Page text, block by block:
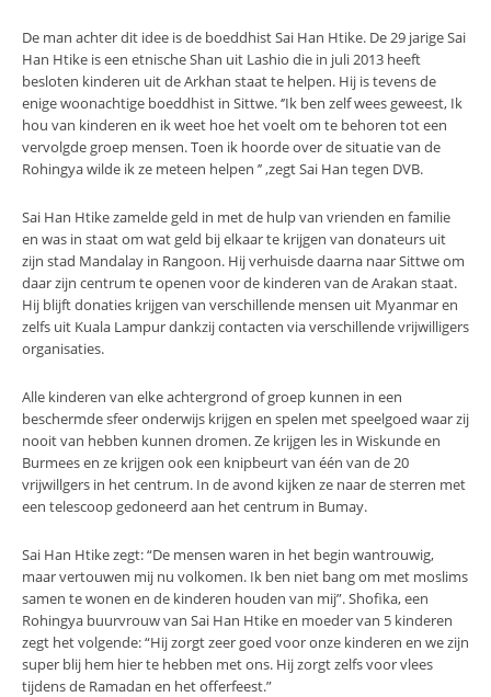
De man achter dit idee is de boeddhist Sai Han Htike. De 29 jarige Sai
Han Htike is een etnische Shan uit Lashio die in juli 2013 heeft
besloten kinderen uit de Arkhan staat te helpen. Hij is tevens de
enige woonachtige boeddhist in Sittwe. ‘’Ik ben zelf wees geweest, Ik
hou van kinderen en ik weet hoe het voelt om te behoren tot een
vervolgde groep mensen. Toen ik hoorde over de situatie van de
Rohingya wilde ik ze meteen helpen ’’ ,zegt Sai Han tegen DVB.
Sai Han Htike zamelde geld in met de hulp van vrienden en familie
en was in staat om wat geld bij elkaar te krijgen van donateurs uit
zijn stad Mandalay in Rangoon. Hij verhuisde daarna naar Sittwe om
daar zijn centrum te openen voor de kinderen van de Arakan staat.
Hij blijft donaties krijgen van verschillende mensen uit Myanmar en
zelfs uit Kuala Lampur dankzij contacten via verschillende vrijwilligers
organisaties.
Alle kinderen van elke achtergrond of groep kunnen in een
beschermde sfeer onderwijs krijgen en spelen met speelgoed waar zij
nooit van hebben kunnen dromen. Ze krijgen les in Wiskunde en
Burmees en ze krijgen ook een knipbeurt van één van de 20
vrijwillgers in het centrum. In de avond kijken ze naar de sterren met
een telescoop gedoneerd aan het centrum in Bumay.
Sai Han Htike zegt: “De mensen waren in het begin wantrouwig,
maar vertouwen mij nu volkomen. Ik ben niet bang om met moslims
samen te wonen en de kinderen houden van mij”. Shofika, een
Rohingya buurvrouw van Sai Han Htike en moeder van 5 kinderen
zegt het volgende: “Hij zorgt zeer goed voor onze kinderen en we zijn
super blij hem hier te hebben met ons. Hij zorgt zelfs voor vlees
tijdens de Ramadan en het offerfeest.”